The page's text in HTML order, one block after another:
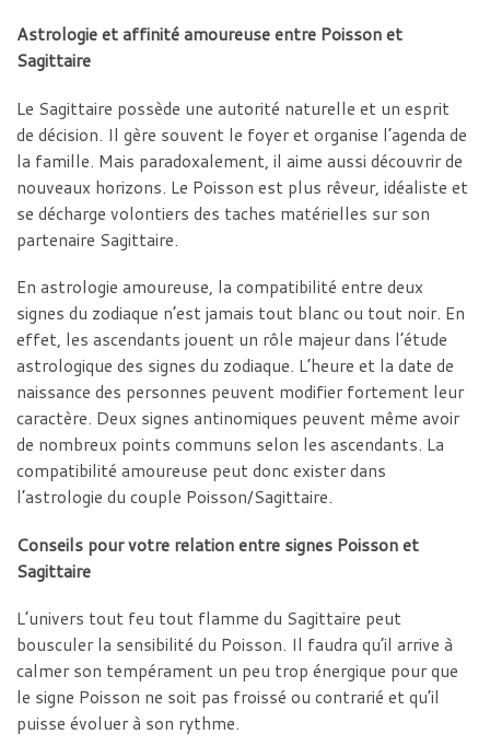
Astrologie et affinité amoureuse entre Poisson et
Sagittaire
Le Sagittaire possède une autorité naturelle et un esprit
de décision. Il gère souvent le foyer et organise l’agenda de
la famille. Mais paradoxalement, il aime aussi découvrir de
nouveaux horizons. Le Poisson est plus rêveur, idéaliste et
se décharge volontiers des taches matérielles sur son
partenaire Sagittaire.
En astrologie amoureuse, la compatibilité entre deux
signes du zodiaque n’est jamais tout blanc ou tout noir. En
effet, les ascendants jouent un rôle majeur dans l’étude
astrologique des signes du zodiaque. L’heure et la date de
naissance des personnes peuvent modifier fortement leur
caractère. Deux signes antinomiques peuvent même avoir
de nombreux points communs selon les ascendants. La
compatibilité amoureuse peut donc exister dans
l’astrologie du couple Poisson/Sagittaire.
Conseils pour votre relation entre signes Poisson et
Sagittaire
L’univers tout feu tout flamme du Sagittaire peut
bousculer la sensibilité du Poisson. Il faudra qu’il arrive à
calmer son tempérament un peu trop énergique pour que
le signe Poisson ne soit pas froissé ou contrarié et qu’il
puisse évoluer à son rythme.